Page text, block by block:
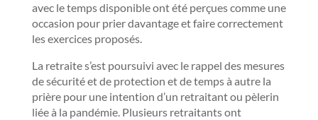
avec le temps disponible ont été perçues comme une
occasion pour prier davantage et faire correctement
les exercices proposés.
La retraite s’est poursuivi avec le rappel des mesures
de sécurité et de protection et de temps à autre la
prière pour une intention d’un retraitant ou pèlerin
liée à la pandémie. Plusieurs retraitants ont